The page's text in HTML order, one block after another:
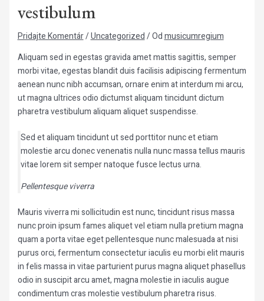
vestibulum
Pridajte Komentár/Uncategorized/ Odmusicumregium
Aliquam sed in egestas gravida amet mattis sagittis, semper
morbi vitae, egestas blandit duis facilisis adipiscing fermentum
aenean nunc nibh accumsan, ornare enim at interdum mi arcu,
ut magna ultrices odio dictumst aliquam tincidunt dictum
pharetra vestibulum aliquam aliquet suspendisse.
Sed et aliquam tincidunt ut sed porttitor nunc et etiam
molestie arcu donec venenatis nulla nunc massa tellus mauris
vitae lorem sit semper natoque fusce lectus urna.
Pellentesque viverra
Mauris viverra mi sollicitudin est nunc, tincidunt risus massa
nunc proin ipsum fames aliquet vel etiam nulla pretium magna
quam a porta vitae eget pellentesque nunc malesuada at nisi
purus orci, fermentum consectetur iaculis eu morbi elit mauris
in felis massa in vitae parturient purus magna aliquet phasellus
odio in suscipit arcu amet, magna molestie in iaculis augue
condimentum cras molestie vestibulum pharetra risus.